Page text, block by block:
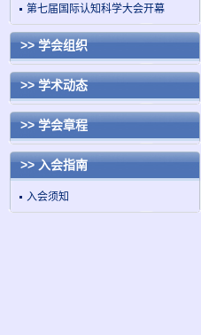
第七届国际认知科学大会开幕
>> 学会组织
>> 学术动态
>> 学会章程
>> 入会指南
入会须知